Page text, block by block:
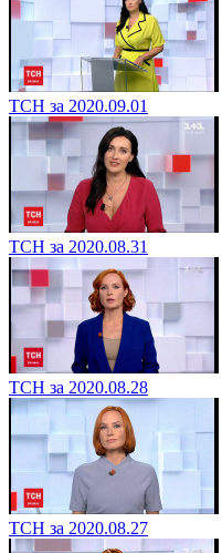
ТСН за 2020.09.01
ТСН за 2020.08.31
ТСН за 2020.08.28
ТСН за 2020.08.27